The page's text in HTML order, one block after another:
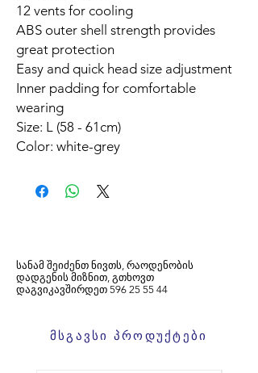
12 vents for cooling
ABS outer shell strength provides
great protection
Easy and quick head size adjustment
Inner padding for comfortable
wearing
Size: L (58 - 61cm)
Color: white-grey
სანამ შეიძენთ ნივთს, რაოდენობის
დადგენის მიზნით, გთხოვთ
დაგვიკავშირდეთ 596 25 55 44
მსგავსი პროდუქტები